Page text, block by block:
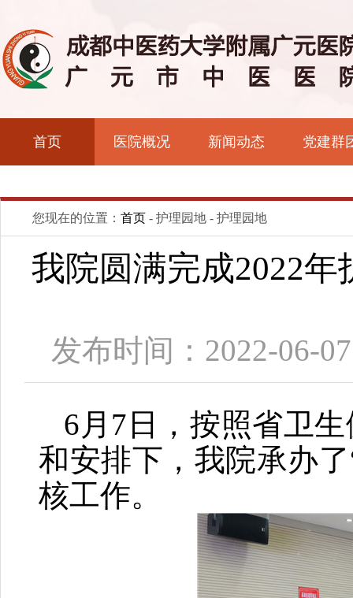
首页 医院概况 新闻动态 党建群
您现在的位置： 首页 - 护理园地 - 护理园地
我院圆满完成2022
发布时间：2022-06-
6月7日，按照省卫
和安排下，我院承办
核工作。